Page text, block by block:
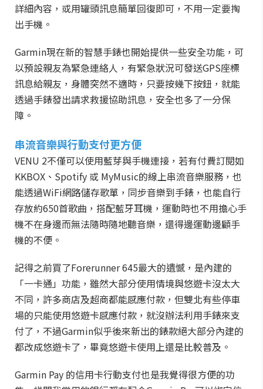
詳細內容，或用罐頭訊息簡單回復即可，不用一定要掏
出手機。
Garmin現在新的智慧手錶也開始提供一些安全功能，可
以預設親友為緊急連絡人，有緊急狀況可發送GPS座標
訊息給親友，身體突然不適時，只要按幾下按鈕，就能
透過手錶發出請求救援協助訊息，安全也多了一分保
障。
串流音樂與行動支付更方便
VENU 2不僅可以使用藍芽與手機連接，若有付費訂閱如
KKBOX、Spotify 或 MyMusic的線上串流音樂服務，也
能透過WiFi網路儲存歌單，同步音樂到手錶，也能自行
存放約650首歌曲，搭配藍牙耳機，運動時也不用擔心手
機不在身邊而無法隨時隨地聽音樂，還得邊運動邊顧手
機的不便。
記得之前買了Forerunner 645最大的遺憾，是內建的
「一卡通」功能，雖然大部分使用情境與悠遊卡沒太大
不同，許多商店及超商都能感應付款，但雙北有些停車
場的只能使用悠遊卡感應付款，就沒辦法利用手錶來支
付了，不過Garmin似乎後來新出的錶款絕大部分內建的
都改成悠遊卡了，畢竟悠遊卡使用上還是比較普及。
Garmin Pay 的信用卡行動支付也是我覺得很方便的功